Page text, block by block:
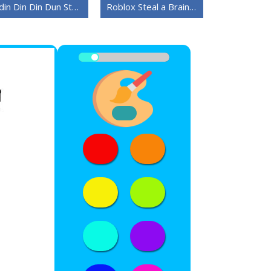
Odin Din Din Dun Steal a Brainrot Roblox Steal a Brainrot-versjon